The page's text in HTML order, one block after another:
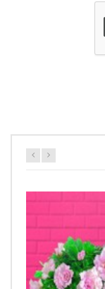
Ut facilisis
imperdiet sem,